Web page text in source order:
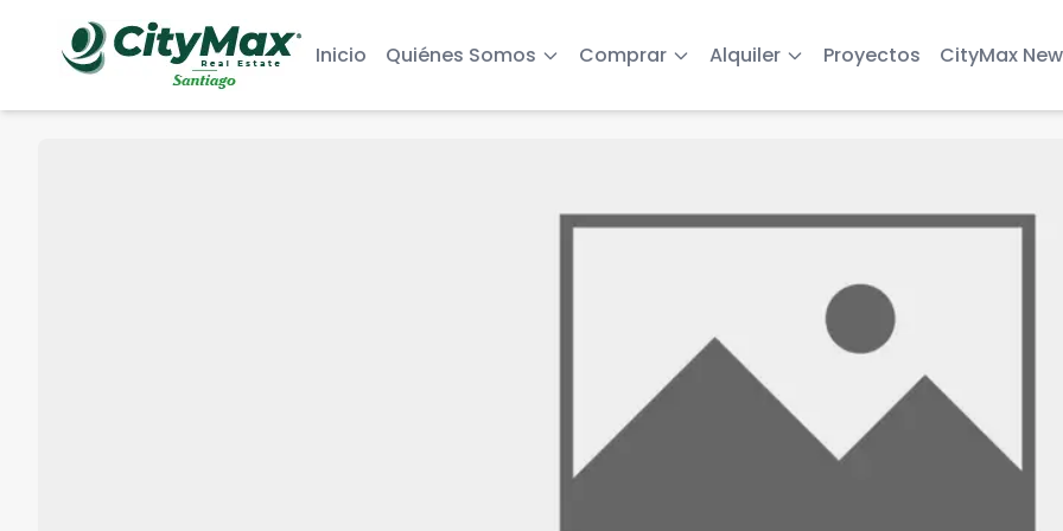
Inicio Quiénes Somos Comprar Alquiler Proyectos CityMax